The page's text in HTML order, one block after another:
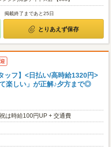
掲載終了まであと25日
とりあえず保存
ッフ】<日払い/高時給1320円>
楽しい」が正解♪夕方まで◎
は時給100円UP + 交通費